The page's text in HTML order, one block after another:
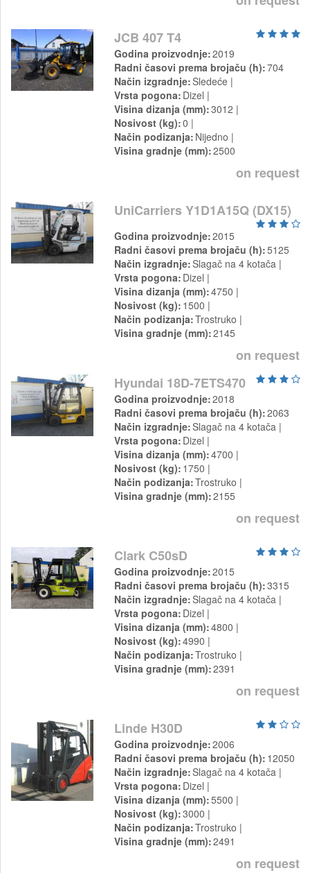
JCB 407 T4
Godina proizvodnje 2019
Radni časovi prema brojaču (h) 704
Način izgradnje Sledeće
Vrsta pogona Dizel
Visina dizanja (mm) 3012
Nosivost (kg) 0
Način podizanja Nijedno
Visina gradnje (mm) 2500
on request
UniCarriers Y1D1A15Q (DX15)
Godina proizvodnje 2015
Radni časovi prema brojaču (h) 5125
Način izgradnje Slagač na 4 kotača
Vrsta pogona Dizel
Visina dizanja (mm) 4750
Nosivost (kg) 1500
Način podizanja Trostruko
Visina gradnje (mm) 2145
on request
Hyundai 18D-7ETS470
Godina proizvodnje 2018
Radni časovi prema brojaču (h) 2063
Način izgradnje Slagač na 4 kotača
Vrsta pogona Dizel
Visina dizanja (mm) 4700
Nosivost (kg) 1750
Način podizanja Trostruko
Visina gradnje (mm) 2155
on request
Clark C50sD
Godina proizvodnje 2015
Radni časovi prema brojaču (h) 3315
Način izgradnje Slagač na 4 kotača
Vrsta pogona Dizel
Visina dizanja (mm) 4800
Nosivost (kg) 4990
Način podizanja Trostruko
Visina gradnje (mm) 2391
on request
Linde H30D
Godina proizvodnje 2006
Radni časovi prema brojaču (h) 12050
Način izgradnje Slagač na 4 kotača
Vrsta pogona Dizel
Visina dizanja (mm) 5500
Nosivost (kg) 3000
Način podizanja Trostruko
Visina gradnje (mm) 2491
on request